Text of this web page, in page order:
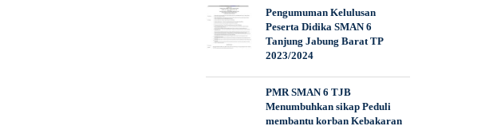
Pengumuman Kelulusan
Peserta Didika SMAN 6
Tanjung Jabung Barat TP
2023/2024
PMR SMAN 6 TJB
Menumbuhkan sikap Peduli
membantu korban Kebakaran